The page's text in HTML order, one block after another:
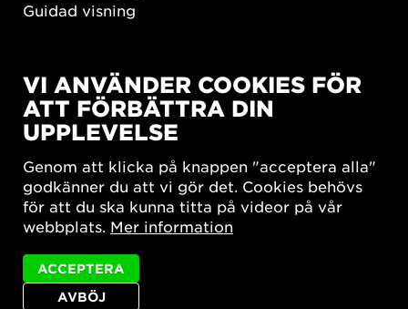
Guidad visning
New European Bauhaus
SUSTAINORDIC
Share Future Living
What Matter_s
Integritetspolicy
VI ANVÄNDER COOKIES FÖR
ATT FÖRBÄTTRA DIN
UPPLEVELSE
Genom att klicka på knappen "acceptera alla"
godkänner du att vi gör det. Cookies behövs
för att du ska kunna titta på videor på vår
webbplats. Mer information
AVBÖJ
ACCEPTERA